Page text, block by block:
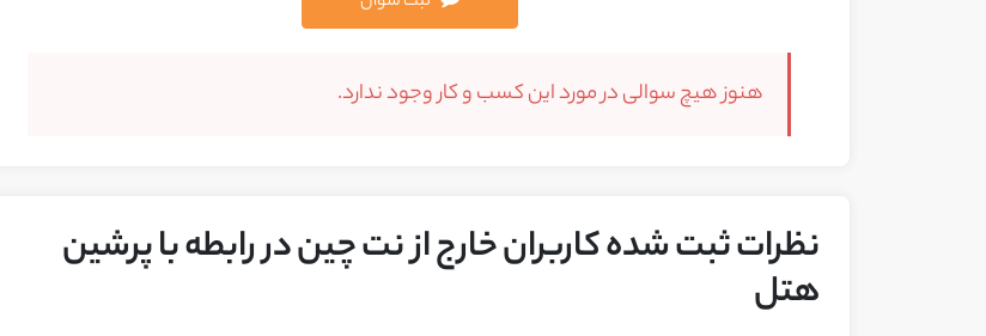
هنوز هیچ سوالی در مورد این کسب و کار وجود ندارد.
نظرات ثبت شده کاربران خارج از نت چین در رابطه با پرشین
هتل